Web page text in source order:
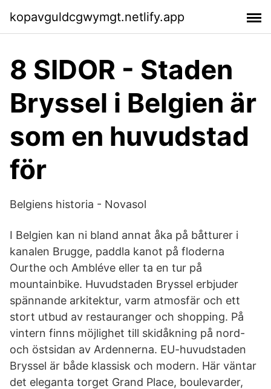
kopavguldcgwymgt.netlify.app
8 SIDOR - Staden
Bryssel i Belgien är
som en huvudstad
för
Belgiens historia - Novasol
I Belgien kan ni bland annat åka på båtturer i
kanalen Brugge, paddla kanot på floderna
Ourthe och Ambléve eller ta en tur på
mountainbike. Huvudstaden Bryssel erbjuder
spännande arkitektur, varm atmosfär och ett
stort utbud av restauranger och shopping. På
vintern finns möjlighet till skidåkning på nord-
och östsidan av Ardennerna. EU-huvudstaden
Bryssel är både klassisk och modern. Här väntar
det eleganta torget Grand Place, boulevarder,